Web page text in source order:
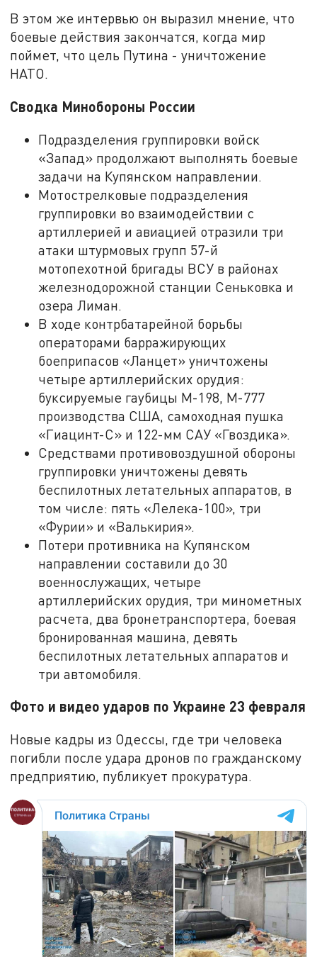
В этом же интервью он выразил мнение, что
боевые действия закончатся, когда мир
поймет, что цель Путина - уничтожение
НАТО.
Сводка Минобороны России
Подразделения группировки войск
«Запад» продолжают выполнять боевые
задачи на Купянском направлении.
Мотострелковые подразделения
группировки во взаимодействии с
артиллерией и авиацией отразили три
атаки штурмовых групп 57-й
мотопехотной бригады ВСУ в районах
железнодорожной станции Сеньковка и
озера Лиман.
В ходе контрбатарейной борьбы
операторами барражирующих
боеприпасов «Ланцет» уничтожены
четыре артиллерийских орудия:
буксируемые гаубицы М-198, М-777
производства США, самоходная пушка
«Гиацинт-С» и 122-мм САУ «Гвоздика».
Средствами противовоздушной обороны
группировки уничтожены девять
беспилотных летательных аппаратов, в
том числе: пять «Лелека-100», три
«Фурии» и «Валькирия».
Потери противника на Купянском
направлении составили до 30
военнослужащих, четыре
артиллерийских орудия, три минометных
расчета, два бронетранспортера, боевая
бронированная машина, девять
беспилотных летательных аппаратов и
три автомобиля.
Фото и видео ударов по Украине 23 февраля
Новые кадры из Одессы, где три человека
погибли после удара дронов по гражданскому
предприятию, публикует прокуратура.